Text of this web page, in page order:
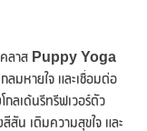
ลาส Puppy Yoga
มหายใจ และเชื่อมต่อ
กลเด้นรีทรีฟเวอร์ตัว
สัน เติมความสุขใจ และ